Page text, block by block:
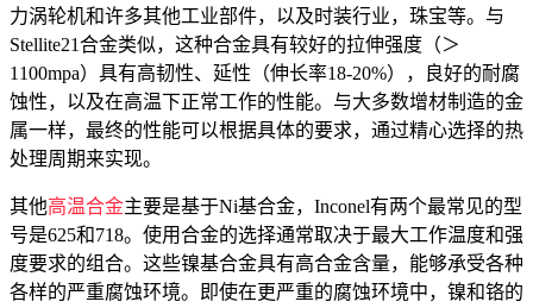
力涡轮机和许多其他工业部件，以及时装行业，珠宝等。与
Stellite21合金类似，这种合金具有较好的拉伸强度（＞
1100mpa）具有高韧性、延性（伸长率18-20%），良好的耐腐
蚀性，以及在高温下正常工作的性能。与大多数增材制造的金
属一样，最终的性能可以根据具体的要求，通过精心选择的热
处理周期来实现。
其他高温合金主要是基于Ni基合金，Inconel有两个最常见的型
号是625和718。使用合金的选择通常取决于最大工作温度和强
度要求的组合。这些镍基合金具有高合金含量，能够承受各种
各样的严重腐蚀环境。即使在更严重的腐蚀环境中，镍和铬的